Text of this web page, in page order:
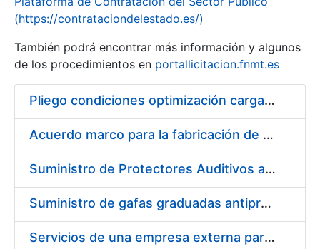
Show/Hide
(https://contrataciondelestado.es/)
También podrá encontrar más información y algunos
de los procedimientos en portallicitacion.fnmt.es
Pliego condiciones optimización cargas compras firmado
Acuerdo marco para la fabricación de piezas
Suministro de Protectores Auditivos a medida para las personas trabajadoras de los Centros de Trabajo de Madrid y Burgos
Suministro de gafas graduadas antiproyecciones para los trabajadores de la FNMT-RCM en los centros de trabajo de Madrid y Burgos
Servicios de una empresa externa para el asesoramiento y resolución de los recursos de alzada que se presentan relacionados con procesos de selección para la FNMT-RCM